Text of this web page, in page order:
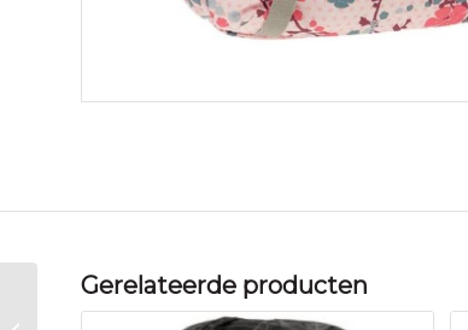
Gerelateerde producten
New Looxs TAS JOLI